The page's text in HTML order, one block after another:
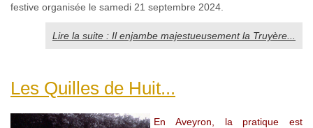
festive organisée le samedi 21 septembre 2024.
Lire la suite : Il enjambe majestueusement la Truyère...
Les Quilles de Huit...
En Aveyron, la pratique est